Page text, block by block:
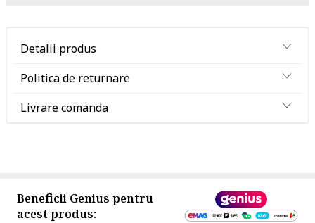
Detalii produs
Politica de returnare
Livrare comanda
Beneficii Genius pentru
acest produs: